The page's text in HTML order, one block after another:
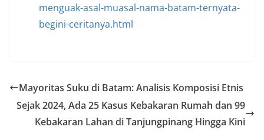
menguak-asal-muasal-nama-batam-ternyata-
begini-ceritanya.html
Mayoritas Suku di Batam: Analisis Komposisi Etnis
Sejak 2024, Ada 25 Kasus Kebakaran Rumah dan 99
Kebakaran Lahan di Tanjungpinang Hingga Kini